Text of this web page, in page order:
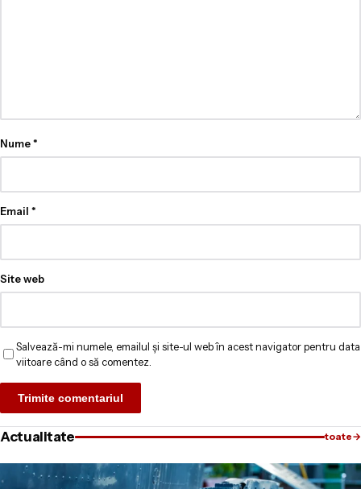
Nume*
Email *
Site web
Salvează-mi numele, emailul și site-ul web în acest navigator pentru data
viitoare când o să comentez.
Actualitate toate→